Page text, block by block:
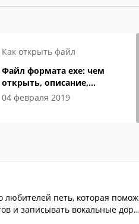
Как открыть файл
Файл формата exe: чем
открыть, описание,
особенности
04 февраля 2019
любителей петь, которая помож
и записывать вокальные доро